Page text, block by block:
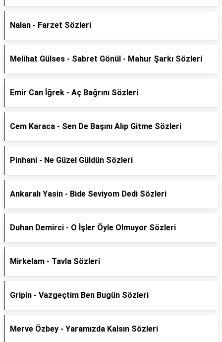
Nalan - Farzet Sözleri
Melihat Gülses - Sabret Gönül - Mahur Şarkı Sözleri
Emir Can İğrek - Aç Bağrını Sözleri
Cem Karaca - Sen De Başını Alıp Gitme Sözleri
Pinhani - Ne Güzel Güldün Sözleri
Ankaralı Yasin - Bide Seviyom Dedi Sözleri
Duhan Demirci - O İşler Öyle Olmuyor Sözleri
Mirkelam - Tavla Sözleri
Gripin - Vazgeçtim Ben Bugün Sözleri
Merve Özbey - Yaramızda Kalsın Sözleri